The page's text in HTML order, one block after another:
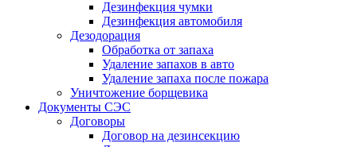
Дезинфекция чумки
Дезинфекция автомобиля
Дезодорация
Обработка от запаха
Удаление запахов в авто
Удаление запаха после пожара
Уничтожение борщевика
Документы СЭС
Договоры
Договор на дезинсекцию